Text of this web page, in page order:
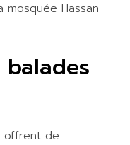
Hassan
offrent de